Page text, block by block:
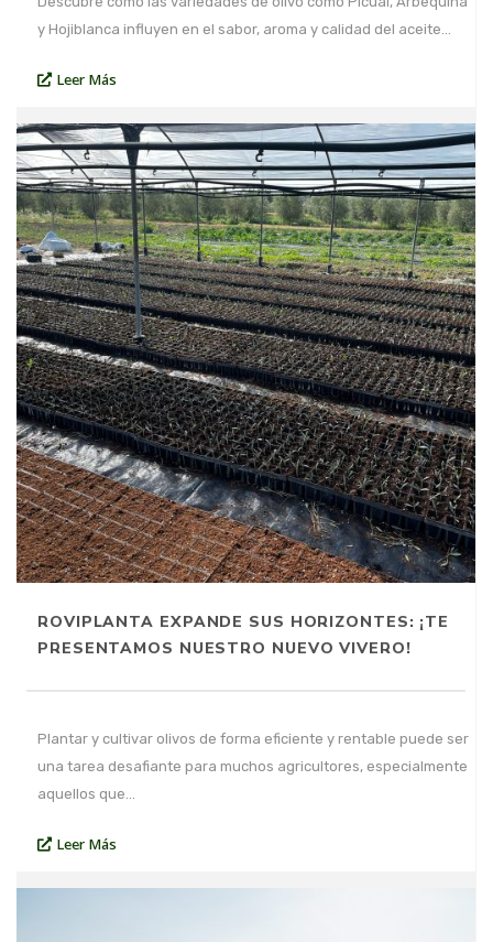
y Hojiblanca influyen en el sabor, aroma y calidad del aceite…
Leer Más
ROVIPLANTA EXPANDE SUS HORIZONTES: ¡TE
PRESENTAMOS NUESTRO NUEVO VIVERO!
Plantar y cultivar olivos de forma eficiente y rentable puede ser
una tarea desafiante para muchos agricultores, especialmente
aquellos que…
Leer Más